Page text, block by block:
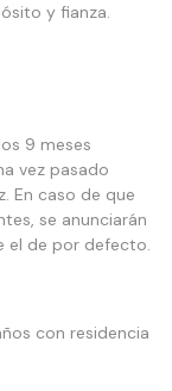
y fianza.
9 meses
vez pasado
En caso de que
se anunciarán
el de por defecto.
con residencia